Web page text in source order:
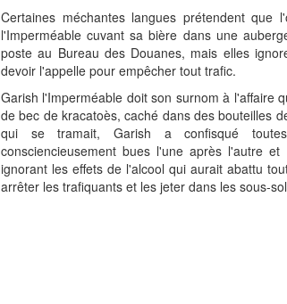
Certaines méchantes langues prétendent que
l'Imperméable cuvant sa bière dans une
poste au Bureau des Douanes, mais elles
devoir l'appelle pour empêcher tout trafic.
Garish l'Imperméable doit son surnom à l'affaire
de bec de kracatoès, caché dans des bouteilles
qui se tramait, Garish a confisqué
consciencieusement bues l'une après l'autre
ignorant les effets de l'alcool qui aurait abattu
arrêter les trafiquants et les jeter dans les sous-